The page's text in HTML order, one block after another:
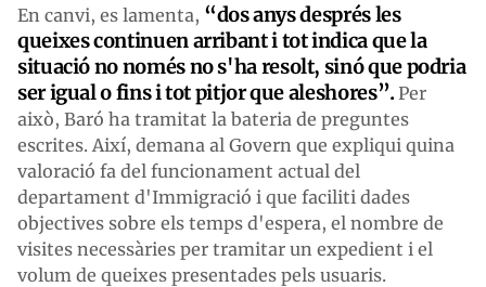
En canvi, es lamenta, “dos anys desprésles
queixes continuen arribant i tot indica que la
situació no només no s'ha resolt, sinó que podria
ser igual o fins i tot pitjor que aleshores”.Per
això, Baró ha tramitat la bateria de preguntes
escrites. Així, demana al Govern que expliqui quina
valoració fa del funcionament actual del
departament d'Immigració i que faciliti dades
objectives sobre els temps d'espera, el nombre de
visites necessàries per tramitar un expedient i el
volum de queixes presentades pels usuaris.